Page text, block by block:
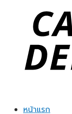
หน้าแรก